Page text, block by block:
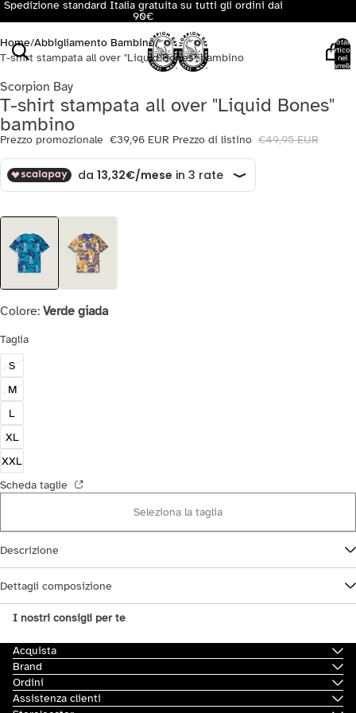
Spedizione standard Italia gratuita su tutti gli ordini dai
90€
Totale
articoli
nel
carrello:
Home/Abbigliamento Bambino/
T-shirt stampata all over "Liquid Bones" bambino
Scorpion Bay
T-shirt stampata all over "Liquid Bones"
bambino
Prezzo promozionale €39,96 EUR Prezzo di listino €49,95 EUR
Colore: Verde giada
Taglia
S
M
L
XL
XXL
Scheda taglie
Seleziona la taglia
Descrizione
Dettagli composizione
I nostri consigli per te
Acquista
Brand
Ordini
Assistenza clienti